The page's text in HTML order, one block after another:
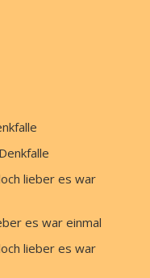
lieber es war
es war einmal
lieber es war